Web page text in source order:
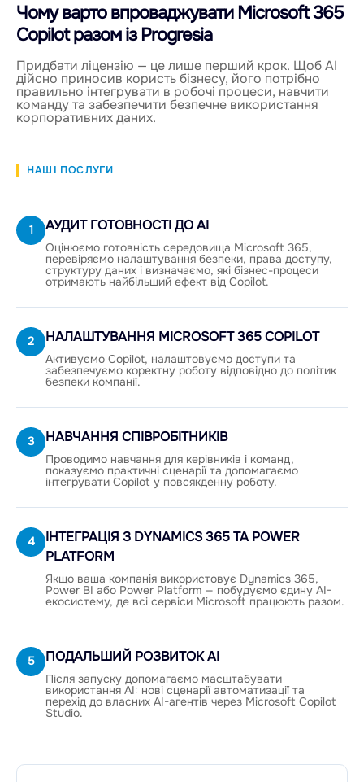
Чому варто впроваджувати Microsoft 365
Copilot разом із Progresia
Придбати ліцензію — це лише перший крок. Щоб AI
дійсно приносив користь бізнесу, його потрібно
правильно інтегрувати в робочі процеси, навчити
команду та забезпечити безпечне використання
корпоративних даних.
НАШІ ПОСЛУГИ
1 АУДИТ ГОТОВНОСТІ ДО AI
Оцінюємо готовність середовища Microsoft 365,
перевіряємо налаштування безпеки, права доступу,
структуру даних і визначаємо, які бізнес-процеси
отримають найбільший ефект від Copilot.
2 НАЛАШТУВАННЯ MICROSOFT 365 COPILOT
Активуємо Copilot, налаштовуємо доступи та
забезпечуємо коректну роботу відповідно до політик
безпеки компанії.
3 НАВЧАННЯ СПІВРОБІТНИКІВ
Проводимо навчання для керівників і команд,
показуємо практичні сценарії та допомагаємо
інтегрувати Copilot у повсякденну роботу.
4
ІНТЕГРАЦІЯ З DYNAMICS 365 ТА POWER
PLATFORM
Якщо ваша компанія використовує Dynamics 365,
Power BI або Power Platform — побудуємо єдину AI-
екосистему, де всі сервіси Microsoft працюють разом.
5 ПОДАЛЬШИЙ РОЗВИТОК AI
Після запуску допомагаємо масштабувати
використання AI: нові сценарії автоматизації та
перехід до власних AI-агентів через Microsoft Copilot
Studio.